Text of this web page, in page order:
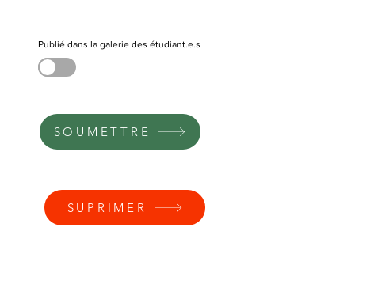
Publié dans la galerie des étudiant.e.s
SOUMETTRE
SUPRIMER